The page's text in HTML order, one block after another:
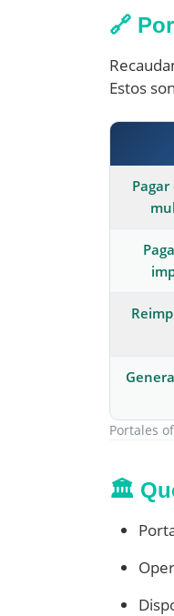
🔗
Estos
Portales
🏛️